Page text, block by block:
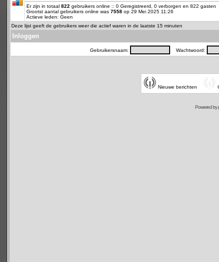
Er zijn in totaal 822 gebruikers online :: 0 Geregistreerd, 0 verborgen en 822
Grootst aantal gebruikers online was 7558 op 29 Mei 2025 11:26
Actieve leden: Geen
Deze lijst geeft de gebruikers weer die actief waren in de laatste 15 minuten
Inloggen
Gebruikersnaam: Wachtwoord:
Nieuwe berichten
Powered by